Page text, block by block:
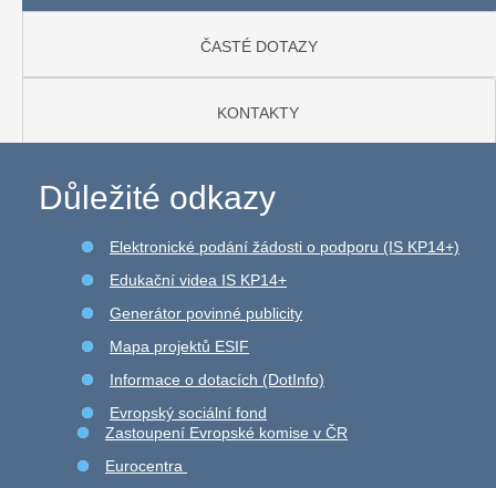
ČASTÉ DOTAZY
KONTAKTY
Důležité odkazy
Elektronické podání žádosti o podporu (IS KP14+)
Edukační videa IS KP14+
Generátor povinné publicity
Mapa projektů ESIF
Informace o dotacích (DotInfo)
Evropský sociální fond
Zastoupení Evropské komise v ČR
Eurocentra